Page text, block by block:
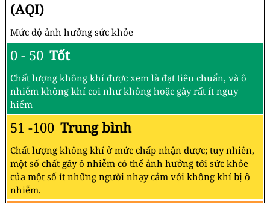
(AQI)
Mức độ ảnh hưởng sức khỏe
0 - 50 Tốt
Chất lượng không khí được xem là đạt tiêu chuẩn, và ô
nhiễm không khí coi như không hoặc gây rất ít nguy
hiểm
51 -100 Trung bình
Chất lượng không khí ở mức chấp nhận được; tuy nhiên,
một số chất gây ô nhiễm có thể ảnh hưởng tới sức khỏe
của một số ít những người nhạy cảm với không khí bị ô
nhiễm.